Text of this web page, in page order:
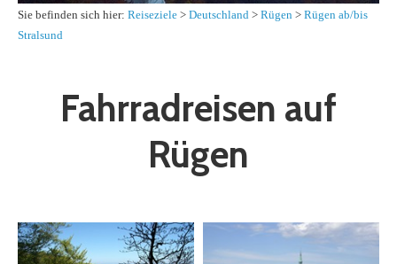
Sie befinden sich hier: Reiseziele > Deutschland > Rügen > Rügen ab/bis
Stralsund
Fahrradreisen auf
Rügen